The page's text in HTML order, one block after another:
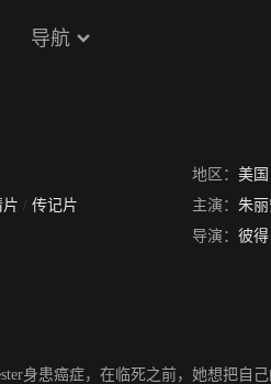
导航
地区： 美国
/ 传记片 主演： 朱丽
导演： 彼得
身患癌症，在临死之前，她想把